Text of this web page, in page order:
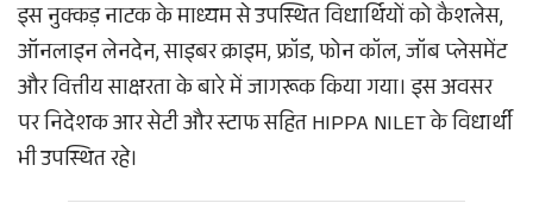
इस नुक्कड़ नाटक के माध्यम से उपस्थित विधार्थियों को कैशलेस,
ऑनलाइन लेनदेन, साइबर क्राइम, फ्रॉड, फोन कॉल, जॉब प्लेसमेंट
और वित्तीय साक्षरता के बारे में जागरूक किया गया। इस अवसर
पर निदेशक आर सेटी और स्टाफ सहित HIPPA NILET के विधार्थी
भी उपस्थित रहे।